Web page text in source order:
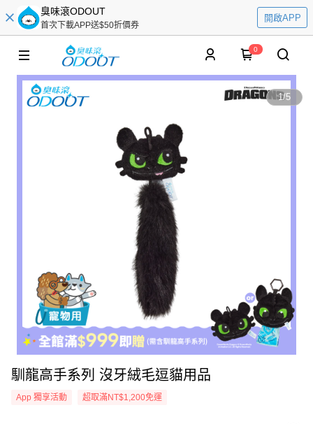
臭味滾ODOUT
首次下載APP送$50折價券
開啟APP
0
1/5
馴龍高手系列 沒牙絨毛逗貓用品
App 獨享活動 超取滿NT$1,200免運